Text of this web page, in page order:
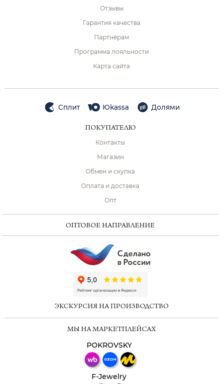
Отзывы
Гарантия качества
Партнёрам
Программа лояльности
Карта сайта
Сплит Юkassa Долями
ПОКУПАТЕЛЮ
Контакты
Магазин
Обмен и скупка
Оплата и доставка
Опт
ОПТОВОЕ НАПРАВЛЕНИЕ
ЭКСКУРСИЯ НА ПРОИЗВОДСТВО
МЫ НА МАРКЕТПЛЕЙСАХ
POKROVSKY
F-Jewelry